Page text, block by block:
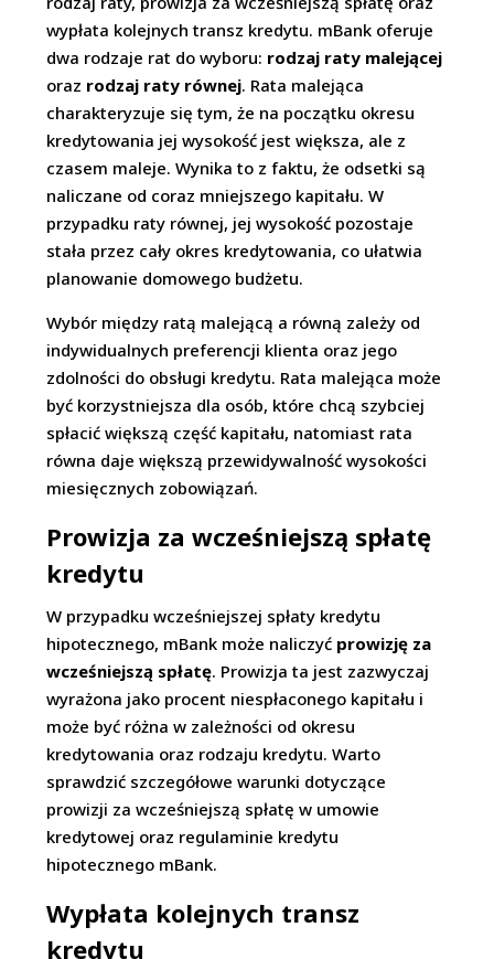
wypłata kolejnych transz kredytu. mBank oferuje
dwa rodzaje rat do wyboru: rodzaj raty malejącej
oraz rodzaj raty równej. Rata malejąca
charakteryzuje się tym, że na początku okresu
kredytowania jej wysokość jest większa, ale z
czasem maleje. Wynika to z faktu, że odsetki są
naliczane od coraz mniejszego kapitału. W
przypadku raty równej, jej wysokość pozostaje
stała przez cały okres kredytowania, co ułatwia
planowanie domowego budżetu.
Wybór między ratą malejącą a równą zależy od
indywidualnych preferencji klienta oraz jego
zdolności do obsługi kredytu. Rata malejąca może
być korzystniejsza dla osób, które chcą szybciej
spłacić większą część kapitału, natomiast rata
równa daje większą przewidywalność wysokości
miesięcznych zobowiązań.
Prowizja za wcześniejszą spłatę
kredytu
W przypadku wcześniejszej spłaty kredytu
hipotecznego, mBank może naliczyć prowizję za
wcześniejszą spłatę. Prowizja ta jest zazwyczaj
wyrażona jako procent niespłaconego kapitału i
może być różna w zależności od okresu
kredytowania oraz rodzaju kredytu. Warto
sprawdzić szczegółowe warunki dotyczące
prowizji za wcześniejszą spłatę w umowie
kredytowej oraz regulaminie kredytu
hipotecznego mBank.
Wypłata kolejnych transz
kredytu